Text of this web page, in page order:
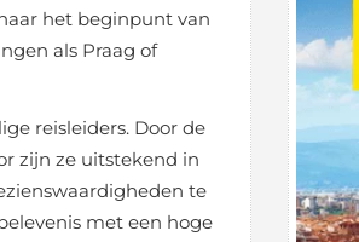
het beginpunt van
als Praag of
reisleiders. Door de
zijn ze uitstekend in
te
met een hoge